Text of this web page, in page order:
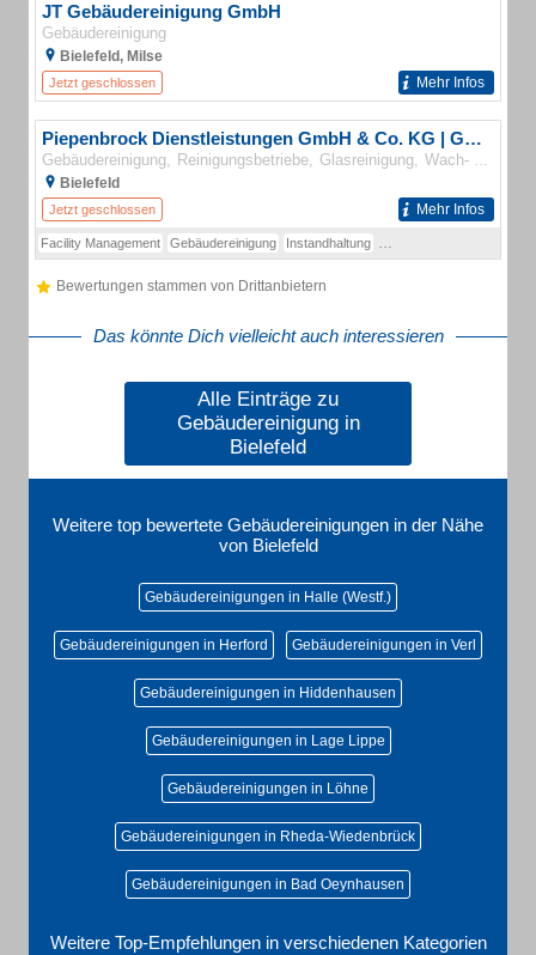
JT Gebäudereinigung GmbH
Gebäudereinigung
Bielefeld, Milse
Jetzt geschlossen Mehr Infos
Piepenbrock Dienstleistungen GmbH & Co. KG | Gebäudereinigung | Facility Management | Sicherheit
Gebäudereinigung Reinigungsbetriebe Glasreinigung Wach- und Sicherheitsunternehmen
Bielefeld
Jetzt geschlossen Mehr Infos
Facility Management Gebäudereinigung Instandhaltung
Bewertungen stammen von Drittanbietern
Das könnte Dich vielleicht auch interessieren
Alle Einträge zu
Gebäudereinigung in
Bielefeld
Weitere top bewertete Gebäudereinigungen in der Nähe
von Bielefeld
Gebäudereinigungen in Halle (Westf.)
Gebäudereinigungen in Herford Gebäudereinigungen in Verl
Gebäudereinigungen in Hiddenhausen
Gebäudereinigungen in Lage Lippe
Gebäudereinigungen in Löhne
Gebäudereinigungen in Rheda-Wiedenbrück
Gebäudereinigungen in Bad Oeynhausen
Weitere Top-Empfehlungen in verschiedenen Kategorien